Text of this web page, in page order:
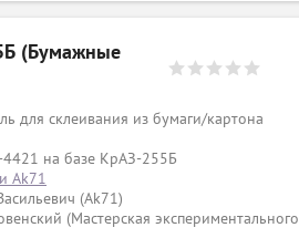
(Бумажные
для склеивания из бумаги/картона
4421 на базе КрАЗ-255Б
Ak71
(Ak71)
(Мастерская экспериментального